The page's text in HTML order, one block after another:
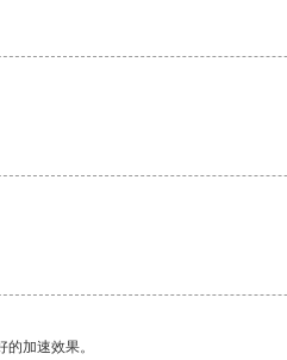
加速效果。